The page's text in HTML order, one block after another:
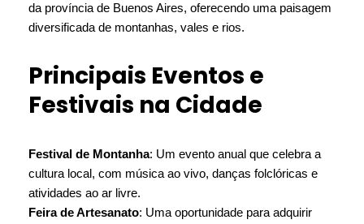
da província de Buenos Aires, oferecendo uma paisagem
diversificada de montanhas, vales e rios.
Principais Eventos e
Festivais na Cidade
Festival de Montanha: Um evento anual que celebra a
cultura local, com música ao vivo, danças folclóricas e
atividades ao ar livre.
Feira de Artesanato: Uma oportunidade para adquirir